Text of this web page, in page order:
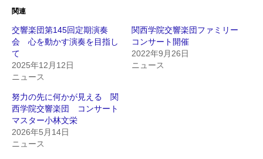
関連
交響楽団第145回定期演奏
会 心を動かす演奏を目指し
て
2025年12月12日
ニュース
関西学院交響楽団ファミリー
コンサート開催
2022年9月26日
ニュース
努力の先に何かが見える 関
西学院交響楽団 コンサート
マスター小林文栄
2026年5月14日
ニュース